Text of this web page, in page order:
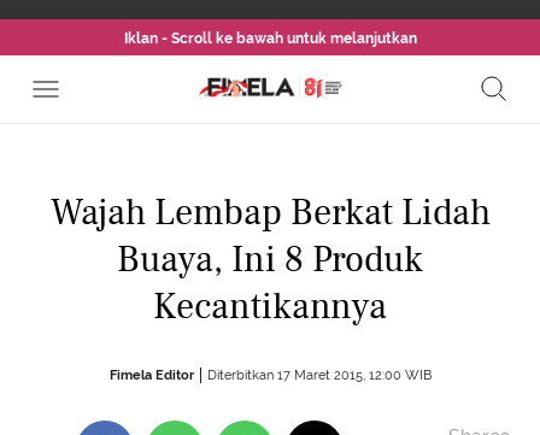
Iklan - Scroll ke bawah untuk melanjutkan
Wajah Lembap Berkat Lidah
Buaya, Ini 8 Produk
Kecantikannya
Fimela Editor Diterbitkan 17 Maret 2015, 12:00 WIB